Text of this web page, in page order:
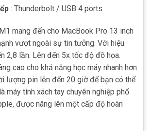
: Thunderbolt / USB 4 ports
mang đến cho MacBook Pro 13 inch
vượt ngoài sự tin tưởng. Với hiệu
2,8 lần. Lên đến 5x tốc độ đồ họa.
cao cho khả năng học máy nhanh hơn
lượng pin lên đến 20 giờ để bạn có thể
máy tính xách tay chuyên nghiệp phổ
được nâng lên một cấp độ hoàn